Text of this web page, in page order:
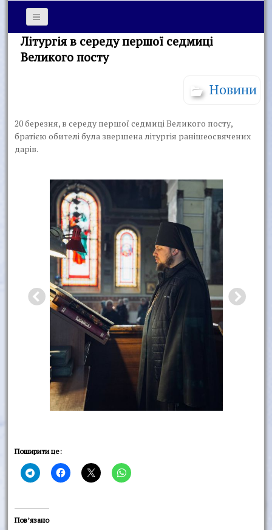
Літургія в середу першої седмиці
Великого посту
Новини
20 березня, в середу першої седмиці Великого посту,
братією обителі була звершена літургія ранішеосвячених
дарів.
Поширити це:
Пов’язано